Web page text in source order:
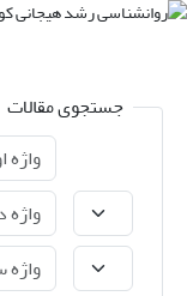
جستجوی مقالات